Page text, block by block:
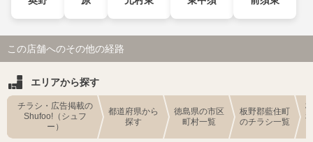
この店舗へのその他の経路
エリアから探す
チラシ・広告掲載の
Shufoo!（シュフ
ー）
都道府県から
探す
徳島県の市区
町村一覧
板野郡藍住町
のチラシ一覧